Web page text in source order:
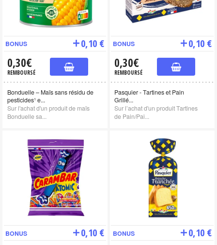
BONUS 0,10 €
0,30€
REMBOURSÉ
Bonduelle – Maïs sans résidu de
pesticides¹ e...
Sur l'achat d'un produit de maïs
Bonduelle sa...
BONUS 0,10 €
0,30€
REMBOURSÉ
Pasquier - Tartines et Pain
Grillé...
Sur l’achat d'un produit Tartines
de Pain/Pai...
BONUS 0,10 € BONUS 0,10 €